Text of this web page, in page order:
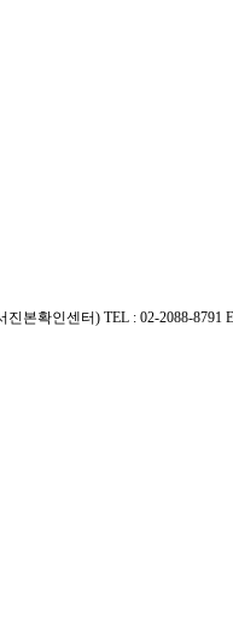
본확인센터) TEL : 02-2088-8791